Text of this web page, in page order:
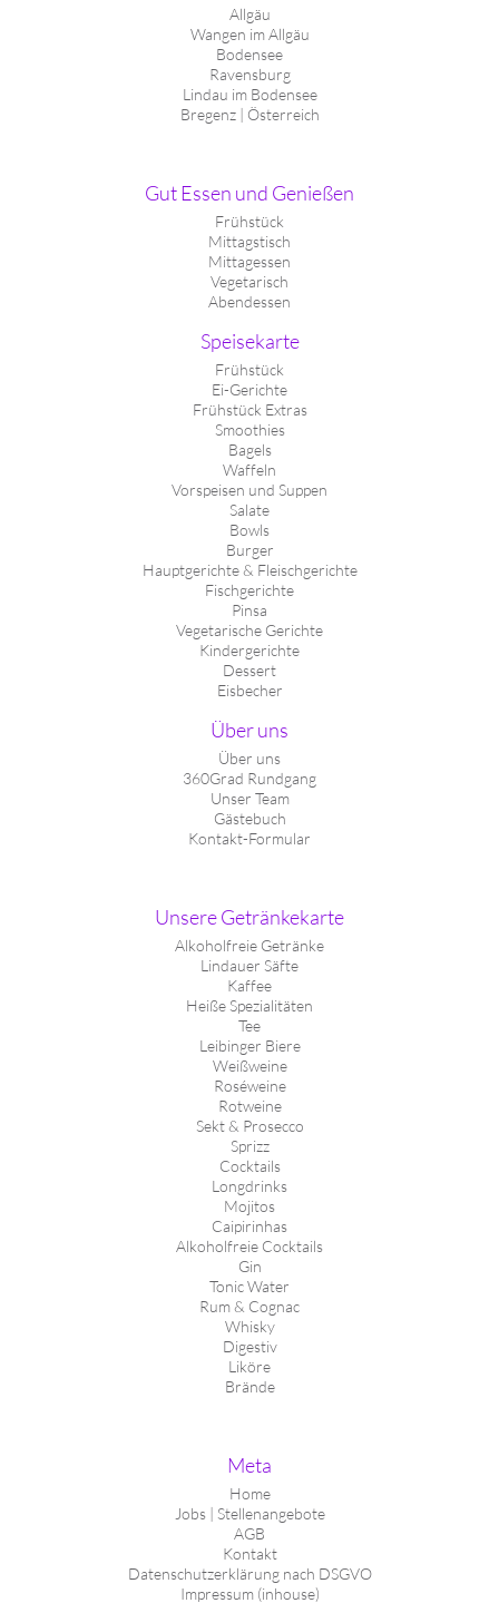
Allgäu
Wangen im Allgäu
Bodensee
Ravensburg
Lindau im Bodensee
Bregenz | Österreich
Gut Essen und Genießen
Frühstück
Mittagstisch
Mittagessen
Vegetarisch
Abendessen
Speisekarte
Frühstück
Ei-Gerichte
Frühstück Extras
Smoothies
Bagels
Waffeln
Vorspeisen und Suppen
Salate
Bowls
Burger
Hauptgerichte & Fleischgerichte
Fischgerichte
Pinsa
Vegetarische Gerichte
Kindergerichte
Dessert
Eisbecher
Über uns
Über uns
360Grad Rundgang
Unser Team
Gästebuch
Kontakt-Formular
Unsere Getränkekarte
Alkoholfreie Getränke
Lindauer Säfte
Kaffee
Heiße Spezialitäten
Tee
Leibinger Biere
Weißweine
Roséweine
Rotweine
Sekt & Prosecco
Sprizz
Cocktails
Longdrinks
Mojitos
Caipirinhas
Alkoholfreie Cocktails
Gin
Tonic Water
Rum & Cognac
Whisky
Digestiv
Liköre
Brände
Meta
Home
Jobs | Stellenangebote
AGB
Kontakt
Datenschutzerklärung nach DSGVO
Impressum (inhouse)